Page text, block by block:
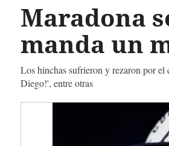
Maradona
manda un
Los hinchas sufrieron y rezaron por el
Diego!', entre otras